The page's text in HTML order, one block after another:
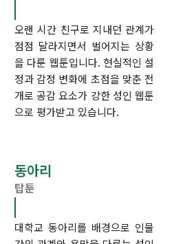
오랜 시간 친구로 지내던 관계가
점점 달라지면서 벌어지는 상황
을 다룬 웹툰입니다. 현실적인 설
정과 감정 변화에 초점을 맞춘 전
개로 공감 요소가 강한 성인 웹툰
으로 평가받고 있습니다.
동아리
탑툰
대학교 동아리를 배경으로 인물